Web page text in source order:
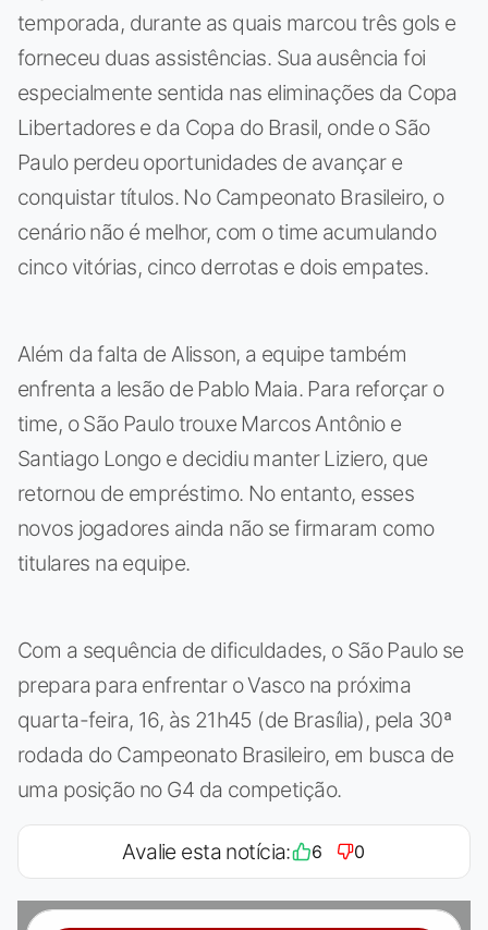
temporada, durante as quais marcou três gols e
forneceu duas assistências. Sua ausência foi
especialmente sentida nas eliminações da Copa
Libertadores e da Copa do Brasil, onde o São
Paulo perdeu oportunidades de avançar e
conquistar títulos. No Campeonato Brasileiro, o
cenário não é melhor, com o time acumulando
cinco vitórias, cinco derrotas e dois empates.
Além da falta de Alisson, a equipe também
enfrenta a lesão de Pablo Maia. Para reforçar o
time, o São Paulo trouxe Marcos Antônio e
Santiago Longo e decidiu manter Liziero, que
retornou de empréstimo. No entanto, esses
novos jogadores ainda não se firmaram como
titulares na equipe.
Com a sequência de dificuldades, o São Paulo se
prepara para enfrentar o Vasco na próxima
quarta-feira, 16, às 21h45 (de Brasília), pela 30ª
rodada do Campeonato Brasileiro, em busca de
uma posição no G4 da competição.
Avalie esta notícia: 6 0